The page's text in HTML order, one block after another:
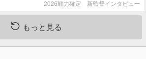
って良くないことなんです」
2026戦力確定 新監督インタビュー
もっと見る